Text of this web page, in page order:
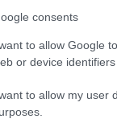
consents
to allow Google
or device identifiers
to allow my user